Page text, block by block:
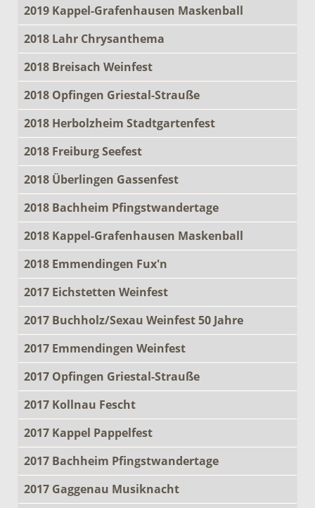
2019 Kappel-Grafenhausen Maskenball
2018 Lahr Chrysanthema
2018 Breisach Weinfest
2018 Opfingen Griestal-Strauße
2018 Herbolzheim Stadtgartenfest
2018 Freiburg Seefest
2018 Überlingen Gassenfest
2018 Bachheim Pfingstwandertage
2018 Kappel-Grafenhausen Maskenball
2018 Emmendingen Fux'n
2017 Eichstetten Weinfest
2017 Buchholz/Sexau Weinfest 50 Jahre
2017 Emmendingen Weinfest
2017 Opfingen Griestal-Strauße
2017 Kollnau Fescht
2017 Kappel Pappelfest
2017 Bachheim Pfingstwandertage
2017 Gaggenau Musiknacht